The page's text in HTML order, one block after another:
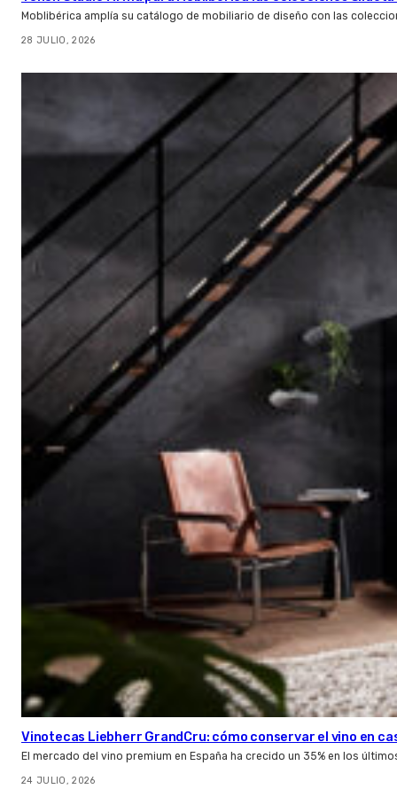
Moblibérica amplía su catálogo de mobiliario de diseño con las
28 JULIO, 2026
Vinotecas Liebherr GrandCru: cómo conservar el vino en
El mercado del vino premium en España ha crecido un 35% en los
24 JULIO, 2026